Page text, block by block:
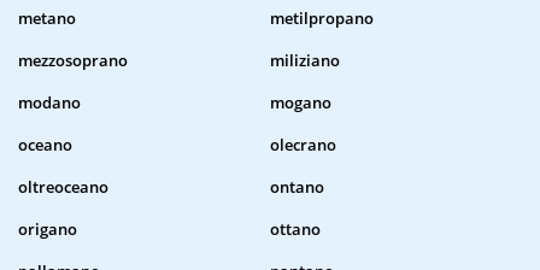
metano
metilpropano
mezzosoprano
miliziano
modano
mogano
oceano
olecrano
oltreoceano
ontano
origano
ottano